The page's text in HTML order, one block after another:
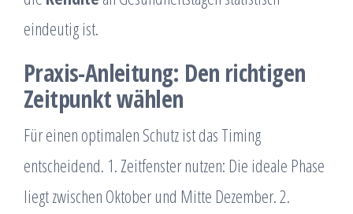
eindeutig ist.
Praxis-Anleitung: Den richtigen
Zeitpunkt wählen
Für einen optimalen Schutz ist das Timing
entscheidend. 1. Zeitfenster nutzen: Die ideale Phase
liegt zwischen Oktober und Mitte Dezember. 2.